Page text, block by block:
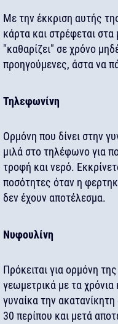
Με την έκκριση αυτής
κάρτα και στρέφεται
"καθαρίζει" σε χρόνο
προηγούμενες, άστα να
Τηλεφωνίνη
Ορμόνη που δίνει στην
μιλά στο τηλέφωνο για
τροφή και νερό.
ποσότητες όταν η
δεν έχουν αποτέλεσμα.
Νυφουλίνη
Πρόκειται για ορμόνη
γεωμετρικά με τα χρόνια
γυναίκα την
30 περίπου και μετά